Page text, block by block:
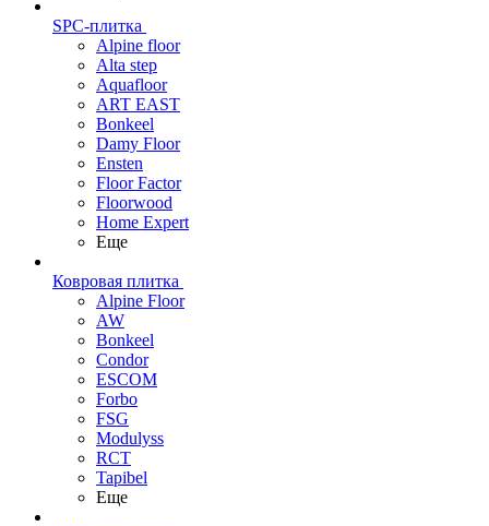
SPC-плитка
Alpine floor
Alta step
Aquafloor
ART EAST
Bonkeel
Damy Floor
Ensten
Floor Factor
Floorwood
Home Expert
Еще
Ковровая плитка
Alpine Floor
AW
Bonkeel
Condor
ESCOM
Forbo
FSG
Modulyss
RCT
Tapibel
Еще